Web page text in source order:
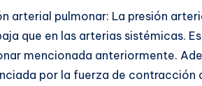
arterial pulmonar: La presión
que en las arterias sistémicas.
mencionada anteriormente.
por la fuerza de contracción